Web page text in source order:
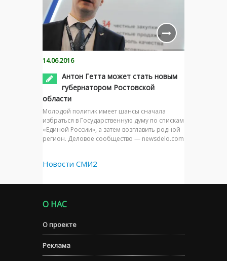
14.06.2016
Антон Гетта может стать новым
губернатором Ростовской
области
Молодой политик имеет шансы сначала
избраться в Государственную думу по спискам
«Единой России», а затем возглавить родной
регион. Деловое сообщество — newsdelo.com
Новости СМИ2
О НАС
О проекте
Реклама